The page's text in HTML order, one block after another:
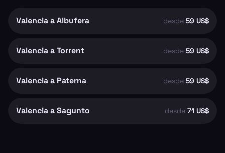
Valencia a Albufera desde 59 US$
Valencia a Torrent desde 59 US$
Valencia a Paterna desde 59 US$
Valencia a Sagunto desde 71 US$